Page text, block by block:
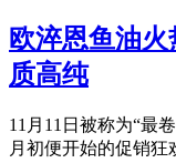
欧淬恩鱼油
质高纯
11月11日被称为“最
月初便开始的促销狂